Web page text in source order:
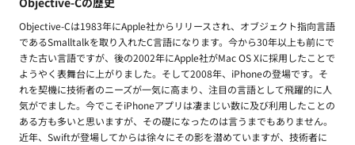
Objective-Cは1983年にApple社からリリースされ、オブジェクト指向言語
であるSmalltalkを取り入れたC言語になります。今から30年以上も前にで
きた古い言語ですが、後の2002年にApple社がMac OS Xに採用したことで
ようやく表舞台に上がりました。そして2008年、iPhoneの登場です。そ
れを契機に技術者のニーズが一気に高まり、注目の言語として飛躍的に人
気がでました。今でこそiPhoneアプリは凄まじい数に及び利用したことの
ある方も多いと思いますが、その礎になったのは言うまでもありません。
近年、Swiftが登場してからは徐々にその影を潜めていますが、技術者に